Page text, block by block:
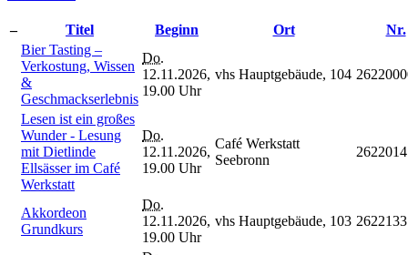
– Titel Beginn Ort
Nr.
Bier Tasting –
Verkostung, Wissen
&
Geschmackserlebnis
Do.
12.11.2026,
19.00 Uhr
vhs Hauptgebäude, 104
Lesen ist ein großes
Wunder - Lesung
mit Dietlinde
Ellsässer im Café
Werkstatt
Do.
12.11.2026,
19.00 Uhr
Café Werkstatt
Seebronn
Akkordeon
Grundkurs
Do.
12.11.2026,
19.00 Uhr
vhs Hauptgebäude, 103